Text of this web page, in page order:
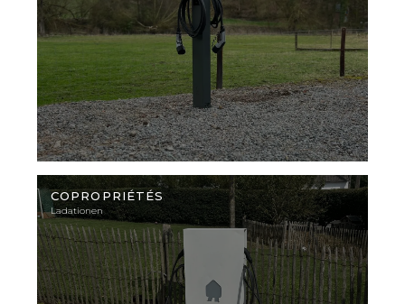
Illustratives
Foto
COPROPRIÉTÉS
Ladationen